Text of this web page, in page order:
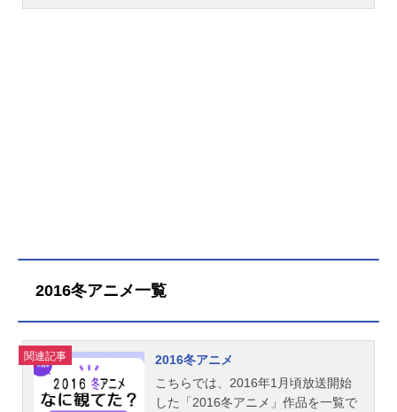
イン2スケジュール2019年10月7日
ュ：小野大輔アフィン：下野紘マト
サー：櫻井孝宏ゼノ：木村良平エコ
2016冬アニメ一覧
関連記事
2016冬アニメ
こちらでは、2016年1月頃放送開始
した「2016冬アニメ」作品を一覧で